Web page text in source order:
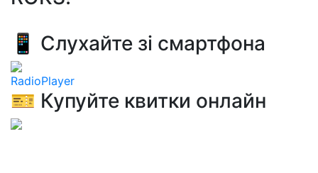
📱 Слухайте зі смартфона
RadioPlayer
🎫 Купуйте квитки онлайн